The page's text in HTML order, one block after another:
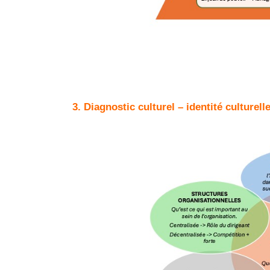
3. Diagnostic culturel – identité